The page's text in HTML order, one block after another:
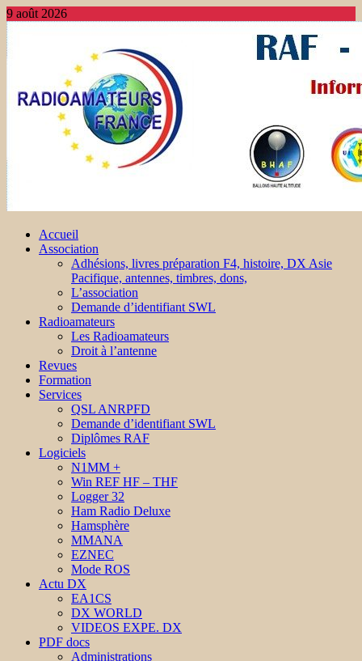
9 août 2026
Accueil
Association
Adhésions, livres préparation F4, histoire, DX Asie
Pacifique, antennes, timbres, dons,
L’association
Demande d’identifiant SWL
Radioamateurs
Les Radioamateurs
Droit à l’antenne
Revues
Formation
Services
QSL ANRPFD
Demande d’identifiant SWL
Diplômes RAF
Logiciels
N1MM +
Win REF HF – THF
Logger 32
Ham Radio Deluxe
Hamsphère
MMANA
EZNEC
Mode ROS
Actu DX
EA1CS
DX WORLD
VIDEOS EXPE. DX
PDF docs
Administrations